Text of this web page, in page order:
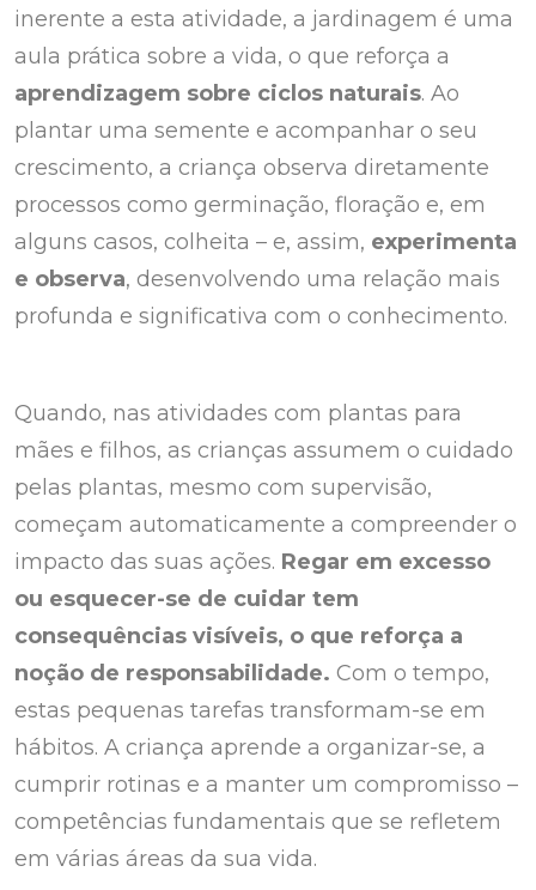
inerente a esta atividade, a jardinagem é uma
aula prática sobre a vida, o que reforça a
aprendizagem sobre ciclos naturais. Ao
plantar uma semente e acompanhar o seu
crescimento, a criança observa diretamente
processos como germinação, floração e, em
alguns casos, colheita – e, assim, experimenta
e observa, desenvolvendo uma relação mais
profunda e significativa com o conhecimento.
Quando, nas atividades com plantas para
mães e filhos, as crianças assumem o cuidado
pelas plantas, mesmo com supervisão,
começam automaticamente a compreender o
impacto das suas ações. Regar em excesso
ou esquecer-se de cuidar tem
consequências visíveis, o que reforça a
noção de responsabilidade. Com o tempo,
estas pequenas tarefas transformam-se em
hábitos. A criança aprende a organizar-se, a
cumprir rotinas e a manter um compromisso –
competências fundamentais que se refletem
em várias áreas da sua vida.